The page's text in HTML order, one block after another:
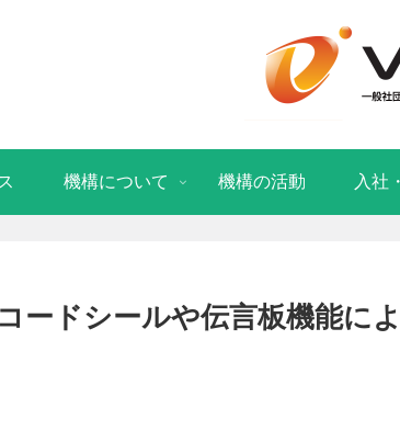
機構について 機構の活動 入社
ードシールや伝言板機能に